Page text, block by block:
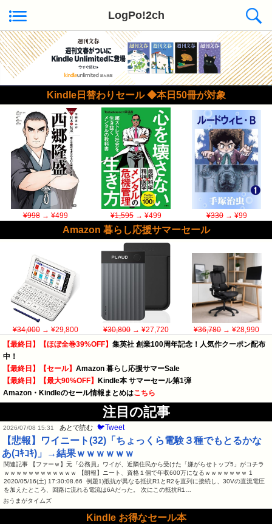
LogPo!2ch
Kindle日替わりセール ◆本日50冊が対象
¥998→ ¥499 ¥1,595→ ¥499 ¥330→ ¥99
Amazon 暮らし応援サマーセール
¥34,000→ ¥29,800 ¥30,800→ ¥27,720 ¥36,780→ ¥28,990
【最終日】【ほぼ全巻39%OFF】 集英社 創業100周年記念！人気作クーポン配布
中！
【最終日】【セール】 Amazon 暮らし応援サマーSale
【最終日】【最大90%OFF】
Kindle本 サマーセール第1弾
Amazon・Kindleのセール情報まとめはこちら
注目の記事
2026/07/08 15:31 あとで読む 🐦Tweet
【悲報】ワイニート(32)「ちょっくら電験３種でもとるかな
あ(ｺｷｺｷ)」→結果ｗｗｗｗｗｗ
関連記事 【ファーｗ】元『公務員』ワイが、近隣住民から受けた「嫌がらせトップ5」がコチラ
ｗｗｗｗｗｗｗｗｗｗｗｗ 【朗報】ニート、資格１個で年収600万になるｗｗｗｗｗｗｗ 1
2020/05/16(土) 17:30:08.66 例題1)抵抗が異なる抵抗R1とR2を直列に接続し、30Vの直流電圧
を加えたところ、回路に流れる電流は6Aだった。 次にこの抵抗R1…
おうまがタイムズ
Kindle お得なセール本